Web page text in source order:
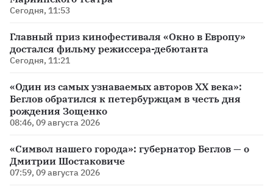
Сегодня, 11:53
Главный приз кинофестиваля «Окно в Европу»
достался фильму режиссера-дебютанта
Сегодня, 11:21
«Один из самых узнаваемых авторов XX века»:
Беглов обратился к петербуржцам в честь дня
рождения Зощенко
08:46, 09 августа 2026
«Символ нашего города»: губернатор Беглов — о
Дмитрии Шостаковиче
07:59, 09 августа 2026